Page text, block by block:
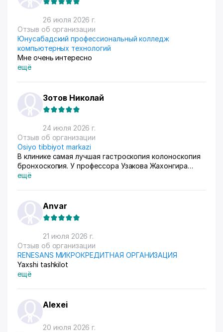
любят) За продажами следим через приложение, оно
очень помогает все контролировать, да и удобное
само по себе
26 июля 2026 г.
Отзыв об организации
Юнусабадский профессиональный колледж
компьютерных технологий
Мне очень интересно
ещё
Зотов Николай
24 июля 2026 г.
Отзыв об организации
Osiyo tibbiyot markazi
В клинике самая лучшая гастроскопия колоноскопия
бронхоскопия. У профессора Узакова Жахонгира
Низамовича.
ещё
Anvar
21 июля 2026 г.
Отзыв об организации
RENESANS МИКРОКРЕДИТНАЯ ОРГАНИЗАЦИЯ
Yaxshi tashkilot
ещё
Alexei
20 июля 2026 г.